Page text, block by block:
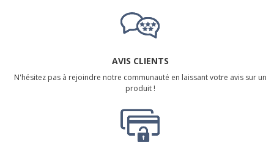
AVIS CLIENTS
N'hésitez pas à rejoindre notre communauté en laissant votre avis sur un
produit !